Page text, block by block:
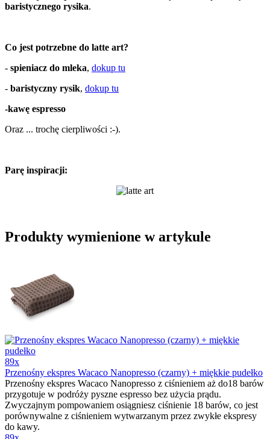
Czy zdarzyło Ci się kiedyś zamówić kawę, na której był fantazyjny
obrazek? To jest
różnych obrazków na mlecznej pianie kawy lub czekolady.
Prostsze obrazki
da się stworzyć poprzez
Bardziej skomplikowane
baristycznego rysika
-spieniacz do mleka,dokup tu
-kawę espresso
Oraz ... trochę cierpliwości :-).
Parę inspiracji:
Produkty wymienione w artykule